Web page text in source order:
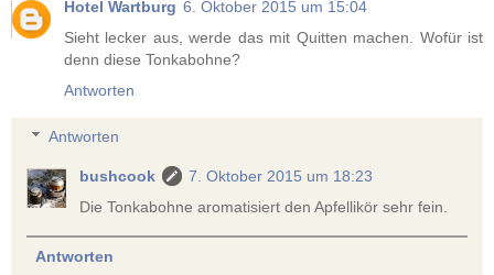
Hotel Wartburg 6. Oktober 2015 um 15:04
Sieht lecker aus, werde das mit Quitten machen. Wofür ist
denn diese Tonkabohne?
Antworten
Antworten
bushcook
7. Oktober 2015 um 18:23
Die Tonkabohne aromatisiert den Apfellikör sehr fein.
Antworten